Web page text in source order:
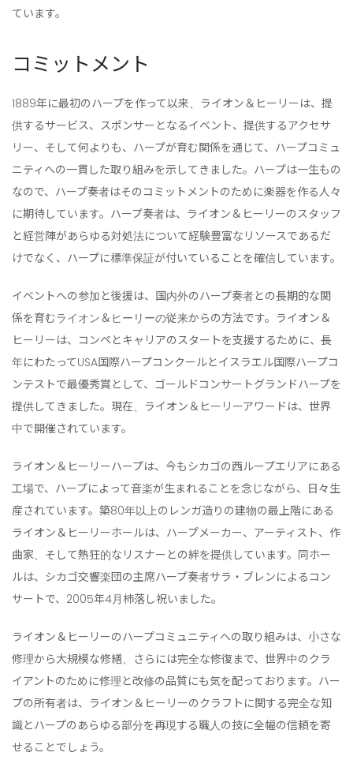
ています。
コミットメント
1889年に最初のハープを作って以来、ライオン＆ヒーリーは、提
供するサービス、スポンサーとなるイベント、提供するアクセサ
リー、そして何よりも、ハープが育む関係を通じて、ハープコミュ
ニティへの一貫した取り組みを示してきました。ハープは一生もの
なので、ハープ奏者はそのコミットメントのために楽器を作る人々
に期待しています。ハープ奏者は、ライオン＆ヒーリーのスタッフ
と経営陣があらゆる対処法について経験豊富なリソースであるだ
けでなく、ハープに標準保証が付いていることを確信しています。
イベントへの参加と後援は、国内外のハープ奏者との長期的な関
係を育むライオン＆ヒーリーの従来からの方法です。ライオン＆
ヒーリーは、コンペとキャリアのスタートを支援するために、長
年にわたってUSA国際ハープコンクールとイスラエル国際ハープコ
ンテストで最優秀賞として、ゴールドコンサートグランドハープを
提供してきました。現在、ライオン＆ヒーリーアワードは、世界
中で開催されています。
ライオン＆ヒーリーハープは、今もシカゴの西ループエリアにある
工場で、ハープによって音楽が生まれることを念じながら、日々生
産されています。築80年以上のレンガ造りの建物の最上階にある
ライオン＆ヒーリーホールは、ハープメーカー、アーティスト、作
曲家、そして熱狂的なリスナーとの絆を提供しています。同ホー
ルは、シカゴ交響楽団の主席ハープ奏者サラ・ブレンによるコン
サートで、2005年4月杮落し祝いました。
ライオン＆ヒーリーのハープコミュニティへの取り組みは、小さな
修理から大規模な修繕、さらには完全な修復まで、世界中のクラ
イアントのために修理と改修の品質にも気を配っております。ハー
プの所有者は、ライオン＆ヒーリーのクラフトに関する完全な知
識とハープのあらゆる部分を再現する職人の技に全幅の信頼を寄
せることでしょう。